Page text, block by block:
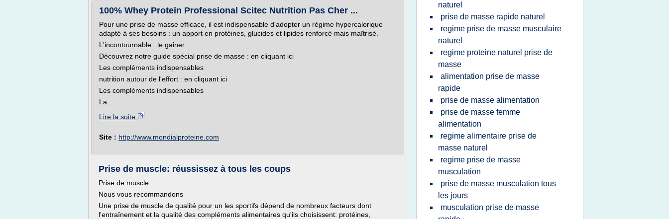
100% Whey Protein Professional Scitec Nutrition Pas Cher ...
Pour une prise de masse efficace, il est indispensable d'adopter un régime hypercalorique
adapté à ses besoins : un apport en protéines, glucides et lipides renforcé mais maîtrisé.
L'incontournable : le gainer
Découvrez notre guide spécial prise de masse : en cliquant ici
Les compléments indispensables
nutrition autour de l'effort : en cliquant ici
Les compléments indispensables
La...
Lire la suite
Site : http://www.mondialproteine.com
Prise de muscle: réussissez à tous les coups
Prise de muscle
Nous vous recommandons
Une prise de muscle de qualité pour un les sportifs dépend de nombreux facteurs dont
l'entraînement et la qualité des compléments alimentaires qu'ils choisissent: protéines,
naturel
prise de masse rapide naturel
regime prise de masse musculaire
naturel
regime proteine naturel prise de
masse
alimentation prise de masse
rapide
prise de masse alimentation
prise de masse femme
alimentation
regime alimentaire prise de
masse naturel
regime prise de masse
musculation
prise de masse musculation tous
les jours
musculation prise de masse